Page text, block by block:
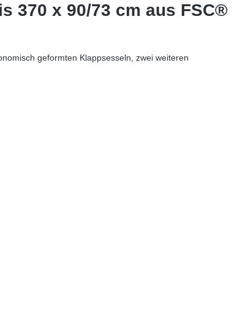
370 x 90/73 cm aus FSC®
geformten Klappsesseln, zwei weiteren